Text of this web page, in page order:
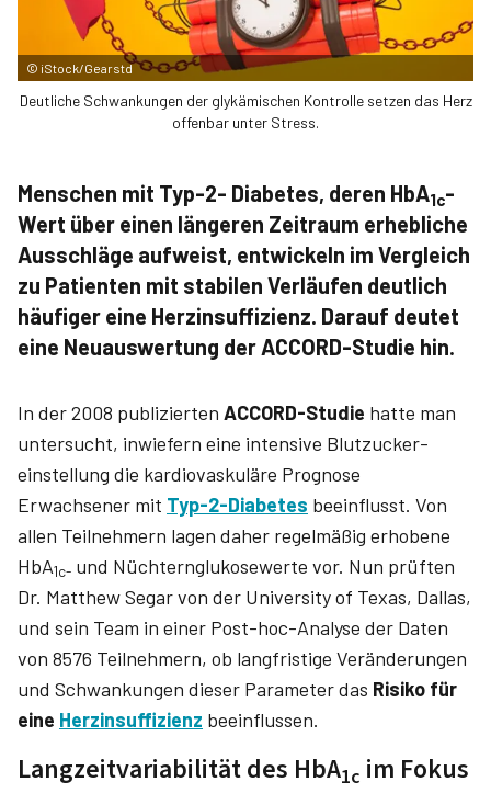
© iStock/Gearstd
Deutliche Schwankungen der glykämischen Kontrolle setzen das Herz
offenbar unter Stress.
Menschen mit Typ-2- Diabetes, deren HbA1c-
Wert über einen längeren Zeitraum erhebliche
Ausschläge aufweist, entwickeln im Vergleich
zu Patienten mit stabilen Verläufen deutlich
häufiger eine Herzinsuffizienz. Darauf deutet
eine Neuauswertung der ACCORD-Studie hin.
In der 2008 publizierten ACCORD-Studie hatte man
untersucht, inwiefern eine intensive Blutzucker­
einstellung die kardiovaskuläre Prognose
Erwachsener mit Typ-2-Diabetes beeinflusst. Von
allen Teilnehmern lagen daher regelmäßig erhobene
HbA1c- und Nüchternglukosewerte vor. Nun prüften
Dr. Matthew Segar von der University of Texas, Dallas,
und sein Team in einer Post-hoc-Analyse der Daten
von 8576 Teilnehmern, ob langfristige Veränderungen
und Schwankungen dieser Parameter das Risiko für
eine Herzinsuffizienz beeinflussen.
Langzeitvariabilität des HbA1c im Fokus